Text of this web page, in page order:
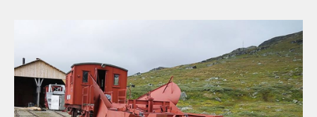
rallarmuseet_link.jpg